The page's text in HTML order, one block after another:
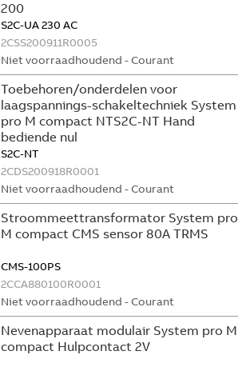
200
S2C-UA 230 AC
2CSS200911R0005
Niet voorraadhoudend - Courant
Toebehoren/onderdelen voor
laagspannings-schakeltechniek System
pro M compact NTS2C-NT Hand
bediende nul
S2C-NT
2CDS200918R0001
Niet voorraadhoudend - Courant
Stroommeettransformator System pro
M compact CMS sensor 80A TRMS
CMS-100PS
2CCA880100R0001
Niet voorraadhoudend - Courant
Nevenapparaat modulair System pro M
compact Hulpcontact 2V